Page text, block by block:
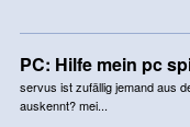
PC: Hilfe mein pc
servus ist zufällig jemand aus
auskennt? mei...